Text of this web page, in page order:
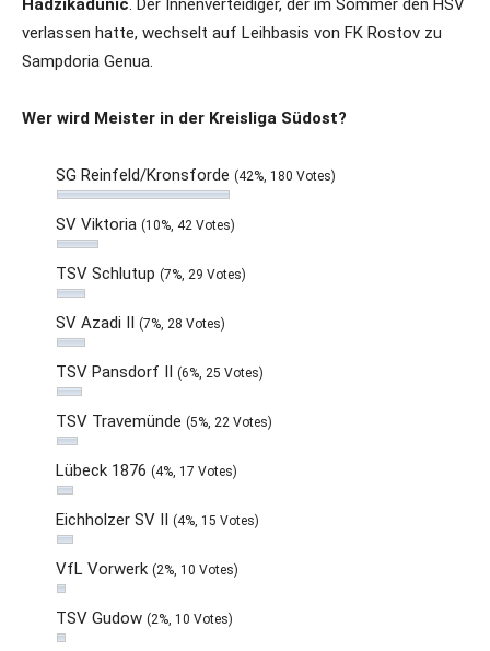
Hadzikadunic. Der Innenverteidiger, der im Sommer den HSV
verlassen hatte, wechselt auf Leihbasis von FK Rostov zu
Sampdoria Genua.
Wer wird Meister in der Kreisliga Südost?
SG Reinfeld/Kronsforde (42%, 180 Votes)
SV Viktoria (10%, 42 Votes)
TSV Schlutup (7%, 29 Votes)
SV Azadi II (7%, 28 Votes)
TSV Pansdorf II (6%, 25 Votes)
TSV Travemünde (5%, 22 Votes)
Lübeck 1876 (4%, 17 Votes)
Eichholzer SV II (4%, 15 Votes)
VfL Vorwerk (2%, 10 Votes)
TSV Gudow (2%, 10 Votes)